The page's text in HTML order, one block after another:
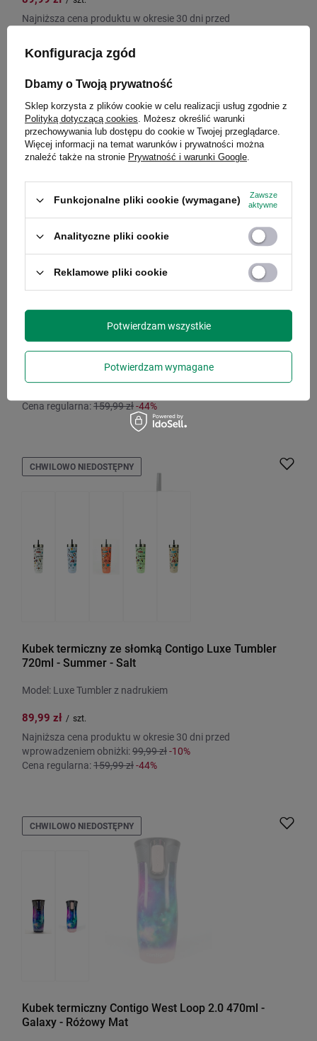
Najniższa cena produktu w okresie 30 dni przed
Cena regularna:159,99 zł
CHWILOWO NIEDOSTĘPNY
Kubek termiczny ze słomką Contigo Luxe Tumbler
Model: Luxe Tumbler z nadrukiem
89,99 zł
Najniższa cena produktu w okresie 30 dni przed
Cena regularna:159,99 zł-44%
CHWILOWO NIEDOSTĘPNY
Kubek termiczny ze słomką Contigo Luxe Tumbler
720ml - Summer - Salt
Model: Luxe Tumbler z nadrukiem
89,99 zł / szt.
Najniższa cena produktu w okresie 30 dni przed
wprowadzeniem obniżki:99,99 zł-10%
Cena regularna:159,99 zł-44%
CHWILOWO NIEDOSTĘPNY
Kubek termiczny Contigo West Loop 2.0 470ml -
Galaxy - Różowy Mat
Konfiguracja zgód
Dbamy o Twoją prywatność
Sklep korzysta z plików cookie w celu realizacji usług zgodnie z
Polityką dotyczącą cookies. Możesz określić warunki
przechowywania lub dostępu do cookie w Twojej przeglądarce.
Więcej informacji na temat warunków i prywatności można
znaleźć także na stronie Prywatność i warunki Google.
Funkcjonalne pliki cookie (wymagane)
Zawsze
aktywne
Analityczne pliki cookie
Reklamowe pliki cookie
Potwierdzam wymagane
Potwierdzam wszystkie